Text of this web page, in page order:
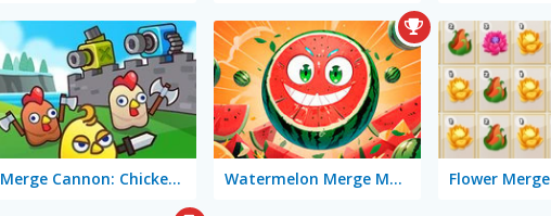
Merge Cannon: Chicken Defense Watermelon Merge Mobile Flower Merge